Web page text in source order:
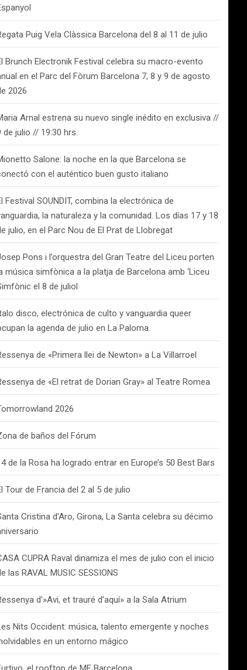
Puig Vela Clàssica Barcelona del 8 al 11 de julio
Brunch Electronik Festival celebra su macro-evento
en el Parc del Fòrum Barcelona 7, 8 y 9 de agosto
2026
Arnal estrena su nuevo single inédito en exclusiva //
de julio // 19:30 hrs.
Salone: la noche en la que Barcelona se
con el auténtico buen gusto italiano
Festival SOUNDIT, combina la electrónica de
la naturaleza y la comunidad. Los días 17 y 18
julio, en el Parc Nou de El Prat de Llobregat
Pons i l’orquestra del Gran Teatre del Liceu porten
música simfònica a la platja de Barcelona amb ‘Liceu
el 8 de juliol
disco, electrónica de culto y vanguardia queer
la agenda de julio en La Paloma.
de «Primera llei de Newton» a La Villarroel
de «El retrat de Dorian Gray» al Teatre Romea
2026
de baños del Fórum
de la Rosa ha logrado entrar en Europe’s 50 Best Bars
Tour de Francia del 2 al 5 de julio
Cristina d’Aro, Girona, La Santa celebra su décimo
CUPRA Raval dinamiza el mes de julio con el inicio
las RAVAL MUSIC SESSIONS
d'»Avi, et trauré d’aquí» a la Sala Atrium
Nits Occident: música, talento emergente y noches
en un entorno mágico